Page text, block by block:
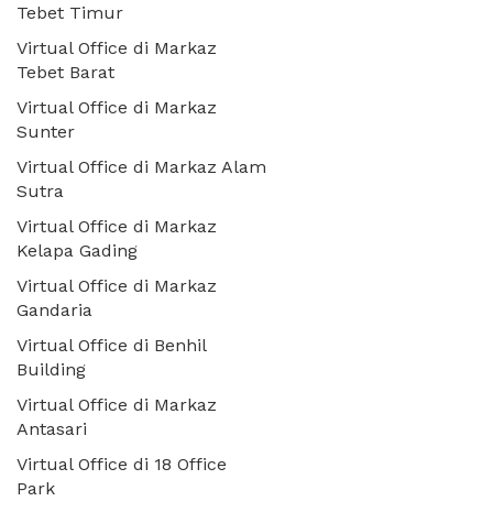
Tebet Timur
Virtual Office di Markaz
Tebet Barat
Virtual Office di Markaz
Sunter
Virtual Office di Markaz Alam
Sutra
Virtual Office di Markaz
Kelapa Gading
Virtual Office di Markaz
Gandaria
Virtual Office di Benhil
Building
Virtual Office di Markaz
Antasari
Virtual Office di 18 Office
Park